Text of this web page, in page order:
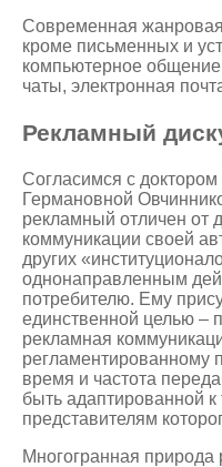
Современная жанровая
кроме письменных и
компьютерное
чаты, электронная
Рекламный
Согласимся с
Германовной
рекламный отличен от
коммуникации своей
других
однонаправленным
потребителю. Ему
единственной целью –
рекламная
регламентированному
время и частота
быть адаптированной
представителям
Многогранная природа